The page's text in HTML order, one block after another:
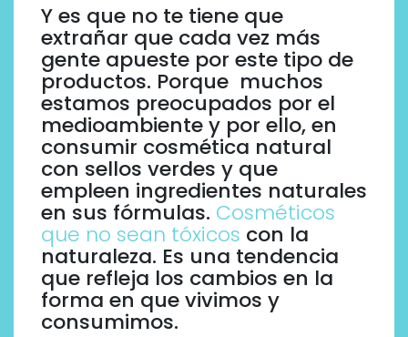
Y es que no te tiene que
extrañar que cada vez más
gente apueste por este tipo de
productos. Porque muchos
estamos preocupados por el
medioambiente y por ello, en
consumir cosmética natural
con sellos verdes y que
empleen ingredientes naturales
en sus fórmulas. Cosméticos
que no sean tóxicos con la
naturaleza. Es una tendencia
que refleja los cambios en la
forma en que vivimos y
consumimos.